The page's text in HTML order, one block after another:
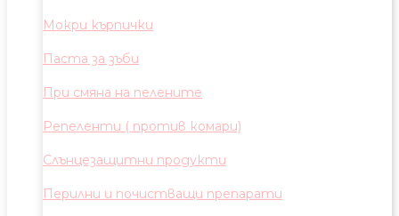
Мокри кърпички
Паста за зъби
При смяна на пелените
Репеленти ( против комари)
Слънцезащитни продукти
Перилни и почистващи препарати